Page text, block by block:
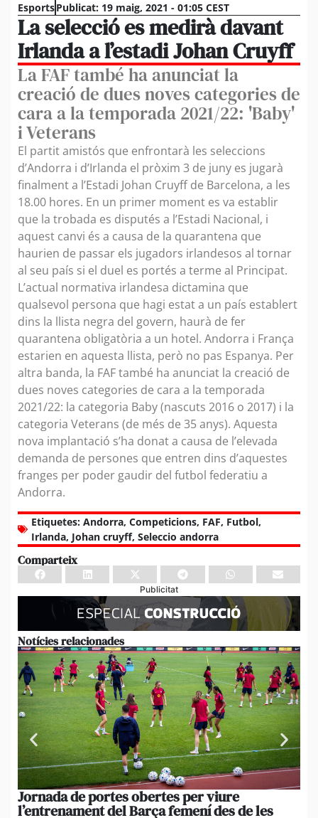
EsportsPublicat: 19 maig, 2021 - 01:05 CEST
La selecció es medirà davant
Irlanda a l’estadi Johan Cruyff
La FAF també ha anunciat la
creació de dues noves categories de
cara a la temporada 2021/22: 'Baby'
i Veterans
El partit amistós que enfrontarà les seleccions
d’Andorra i d’Irlanda el pròxim 3 de juny es jugarà
finalment a l’Estadi Johan Cruyff de Barcelona, a les
18.00 hores. En un primer moment es va establir
que la trobada es disputés a l’Estadi Nacional, i
aquest canvi és a causa de la quarantena que
haurien de passar els jugadors irlandesos al tornar
al seu país si el duel es portés a terme al Principat.
L’actual normativa irlandesa dictamina que
qualsevol persona que hagi estat a un país establert
dins la llista negra del govern, haurà de fer
quarantena obligatòria a un hotel. Andorra i França
estarien en aquesta llista, però no pas Espanya. Per
altra banda, la FAF també ha anunciat la creació de
dues noves categories de cara a la temporada
2021/22: la categoria Baby (nascuts 2016 o 2017) i la
categoria Veterans (de més de 35 anys). Aquesta
nova implantació s’ha donat a causa de l’elevada
demanda de persones que entren dins d’aquestes
franges per poder gaudir del futbol federatiu a
Andorra.
Etiquetes: Andorra, Competicions, FAF, Futbol,
Irlanda, Johan cruyff, Seleccio andorra
Comparteix
Publicitat
Notícies relacionades
Jornada de portes obertes per viure
l’entrenament del Barça femení des de les